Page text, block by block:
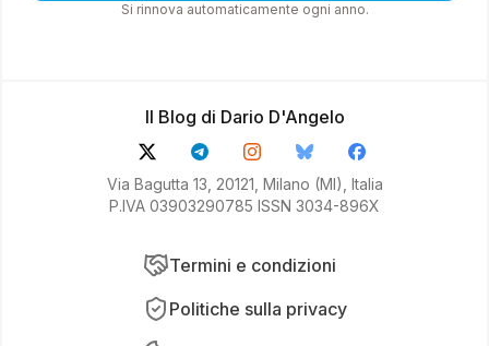
Si rinnova automaticamente ogni anno.
Termini e condizioni
Politiche sulla privacy
Il Blog di Dario D'Angelo
Via Bagutta 13, 20121, Milano (MI), Italia
P.IVA 03903290785 ISSN 3034-896X